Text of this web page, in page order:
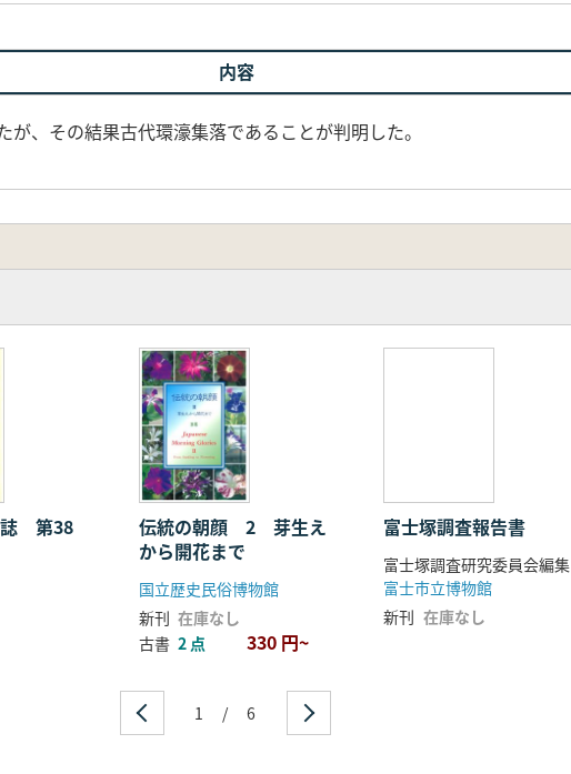
内容
、その結果古代環濠集落であることが判明した。
誌 第38
伝統の朝顔 2 芽生え
から開花まで
国立歴史民俗博物館
新刊 在庫なし
古書 2 点 330 円~
富士塚調査報告書
富士塚調査研究委員会編集
富士市立博物館
新刊 在庫なし
1 / 6